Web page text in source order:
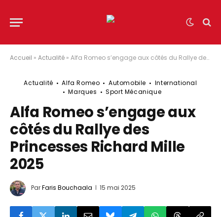
Accueil » Actualité » Alfa Romeo s’engage aux côtés du Rallye des Princesses Richard Mille 2025
Actualité Alfa Romeo Automobile
International
Marques
Sport Mécanique
Alfa Romeo s’engage aux
côtés du Rallye des
Princesses Richard Mille
2025
ParFaris Bouchaala 15 mai 2025